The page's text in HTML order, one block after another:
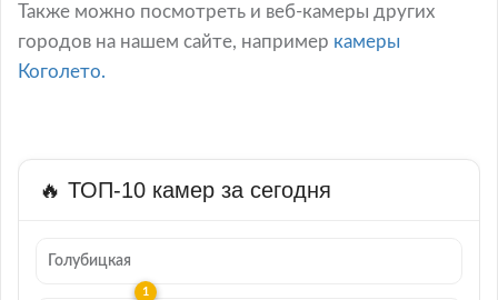
Также можно посмотреть и веб-камеры других
городов на нашем сайте, например камеры
Коголето.
🔥 ТОП-10 камер за сегодня
Голубицкая